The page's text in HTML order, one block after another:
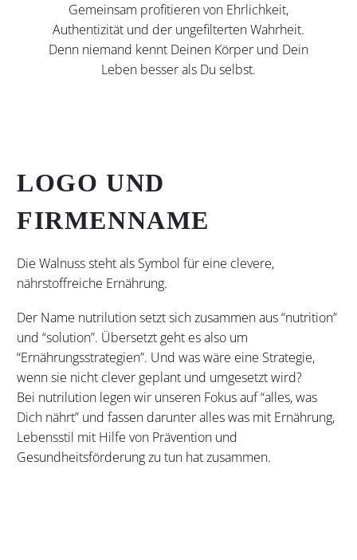
Gemeinsam profitieren von Ehrlichkeit,
Authentizität und der ungefilterten Wahrheit.
Denn niemand kennt Deinen Körper und Dein
Leben besser als Du selbst.
LOGO UND
FIRMENNAME
Die Walnuss steht als Symbol für eine clevere,
nährstoffreiche Ernährung.
Der Name nutrilution setzt sich zusammen aus “nutrition”
und “solution”. Übersetzt geht es also um
“Ernährungsstrategien”. Und was wäre eine Strategie,
wenn sie nicht clever geplant und umgesetzt wird?
Bei nutrilution legen wir unseren Fokus auf “alles, was
Dich nährt” und fassen darunter alles was mit Ernährung,
Lebensstil mit Hilfe von Prävention und
Gesundheitsförderung zu tun hat zusammen.